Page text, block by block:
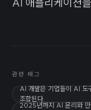
관련 태그
AI 개발은 기업들이 AI 도
조합된다.
2025년까지 AI 윤리와 안